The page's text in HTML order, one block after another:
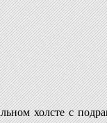
холсте с